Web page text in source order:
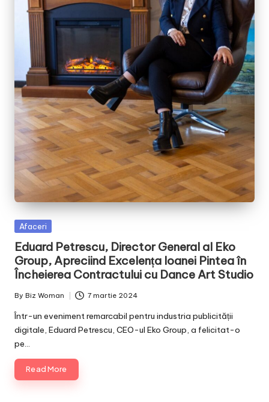
Posted
Afaceri
Eduard Petrescu, Director General al Eko
Group, Apreciind Excelența Ioanei Pintea în
Încheierea Contractului cu Dance Art Studio
Posted
by
By Biz Woman 7 martie 2024
Într-un eveniment remarcabil pentru industria publicității
digitale, Eduard Petrescu, CEO-ul Eko Group, a felicitat-o
pe…
Read More